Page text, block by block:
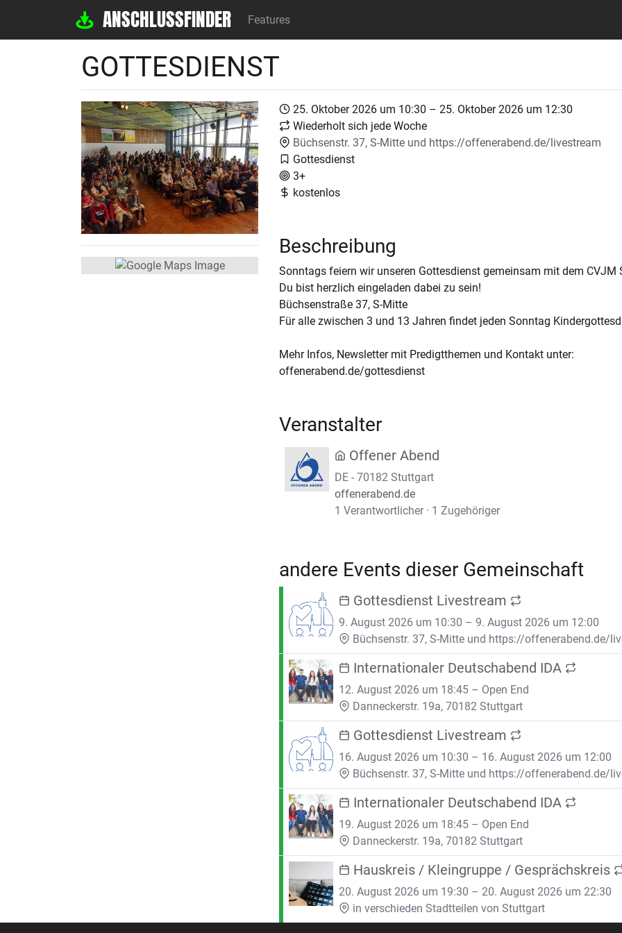
ANSCHLUSSFINDER Features
GOTTESDIENST
25. Oktober 2026 um 10:30 – 25. Oktober 2026 um 12:30
Wiederholt sich jede Woche
Büchsenstr. 37, S-Mitte und https://offenerabend.de/livestream
Gottesdienst
3+
kostenlos
Beschreibung
Sonntags feiern wir unseren Gottesdienst gemeinsam mit dem CVJM
Du bist herzlich eingeladen dabei zu sein!
Büchsenstraße 37, S-Mitte
Für alle zwischen 3 und 13 Jahren findet jeden Sonntag
Mehr Infos, Newsletter mit Predigtthemen und Kontakt unter:
offenerabend.de/gottesdienst
Veranstalter
Offener Abend
DE - 70182 Stuttgart
offenerabend.de
1 Verantwortlicher · 1 Zugehöriger
andere Events dieser Gemeinschaft
Gottesdienst Livestream
9. August 2026 um 10:30 – 9. August 2026 um 12:00
Büchsenstr. 37, S-Mitte und https://offenerabend.de/
Internationaler Deutschabend IDA
12. August 2026 um 18:45 – Open End
Danneckerstr. 19a, 70182 Stuttgart
Gottesdienst Livestream
16. August 2026 um 10:30 – 16. August 2026 um 12:00
Büchsenstr. 37, S-Mitte und https://offenerabend.de/
Internationaler Deutschabend IDA
19. August 2026 um 18:45 – Open End
Danneckerstr. 19a, 70182 Stuttgart
Hauskreis / Kleingruppe / Gesprächskreis
20. August 2026 um 19:30 – 20. August 2026 um 22:30
in verschieden Stadtteilen von Stuttgart